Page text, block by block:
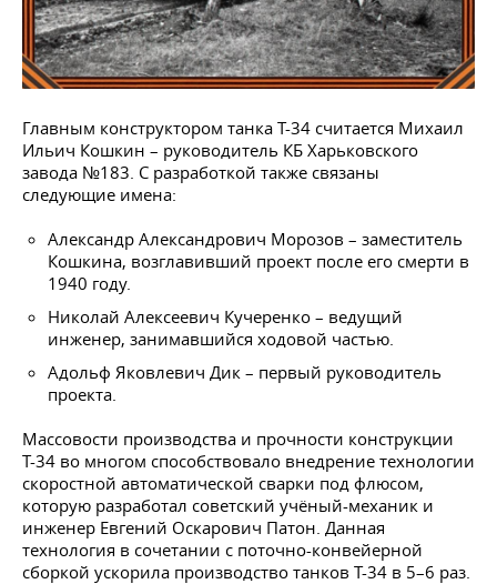
Главным конструктором танка Т-34 считается Михаил
Ильич Кошкин – руководитель КБ Харьковского
завода №183. С разработкой также связаны
следующие имена:
Александр Александрович Морозов – заместитель
Кошкина, возглавивший проект после его смерти в
1940 году.
Николай Алексеевич Кучеренко – ведущий
инженер, занимавшийся ходовой частью.
Адольф Яковлевич Дик – первый руководитель
проекта.
Массовости производства и прочности конструкции
Т-34 во многом способствовало внедрение технологии
скоростной автоматической сварки под флюсом,
которую разработал советский учёный-механик и
инженер Евгений Оскарович Патон. Данная
технология в сочетании с поточно-конвейерной
сборкой ускорила производство танков Т-34 в 5–6 раз.